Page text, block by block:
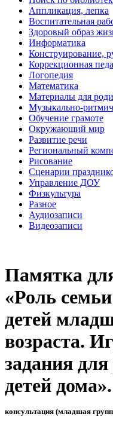
Аппликация, лепка
Воспитательная
Здоровый образ
Информатика
Конструирование,
Коррекционная
Логопедия
Математика
Материалы для
Музыкально-
Обучение грамоте
Окружающий мир
Развитие речи
Региональный
Рисование
Сценарии
Управление ДОУ
Физкультура
Разное
Аудиозаписи
Видеозаписи
Памятка
«Роль
детей
возраста.
задания
детей дома».
консультация (младшая